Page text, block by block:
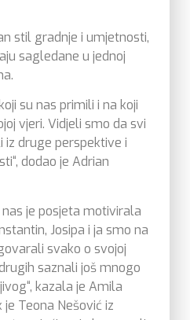
stil gradnje i umjetnosti,
sagledane u jednoj
su nas primili i na koji
vjeri. Vidjeli smo da svi
iz druge perspektive i
dodao je Adrian
je posjeta motivirala
Josipa i ja smo na
svako o svojoj
saznali još mnogo
kazala je Amila
je Teona Nešović iz